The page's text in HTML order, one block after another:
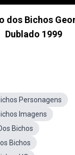
dos Bichos
Dublado 1999
Personagens
Imagens
Bichos
Bichos